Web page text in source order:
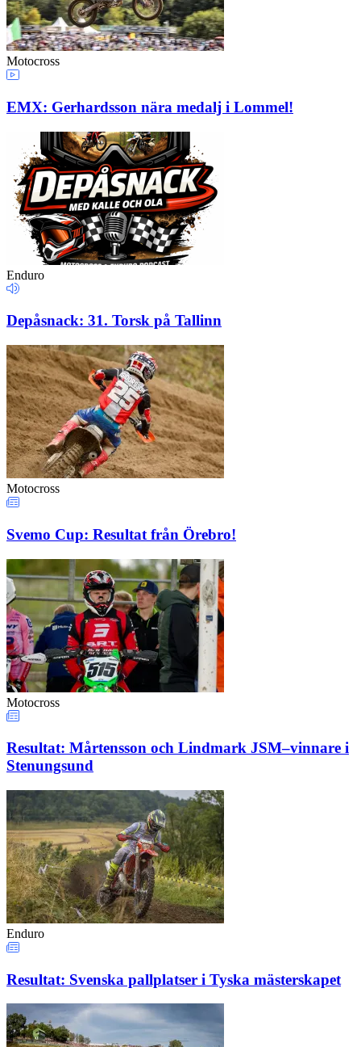
Motocross
EMX: Gerhardsson nära medalj i Lommel!
Enduro
Depåsnack: 31. Torsk på Tallinn
Motocross
Svemo Cup: Resultat från Örebro!
Motocross
Resultat: Mårtensson och Lindmark JSM–vinnare i
Stenungsund
Enduro
Resultat: Svenska pallplatser i Tyska mästerskapet